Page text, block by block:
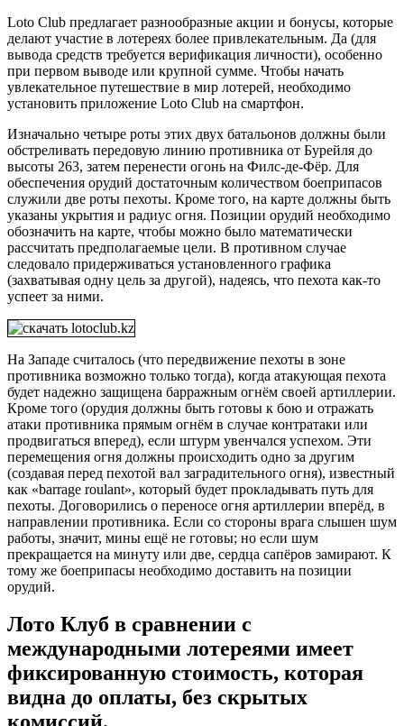
Loto Club предлагает разнообразные акции и бонусы, которые
делают участие в лотереях более привлекательным. Да (для
вывода средств требуется верификация личности), особенно
при первом выводе или крупной сумме. Чтобы начать
увлекательное путешествие в мир лотерей, необходимо
установить приложение Loto Club на смартфон.
Изначально четыре роты этих двух батальонов должны были
обстреливать передовую линию противника от Бурейля до
высоты 263, затем перенести огонь на Филс-де-Фёр. Для
обеспечения орудий достаточным количеством боеприпасов
служили две роты пехоты. Кроме того, на карте должны быть
указаны укрытия и радиус огня. Позиции орудий необходимо
обозначить на карте, чтобы можно было математически
рассчитать предполагаемые цели. В противном случае
следовало придерживаться установленного графика
(захватывая одну цель за другой), надеясь, что пехота как-то
успеет за ними.
На Западе считалось (что передвижение пехоты в зоне
противника возможно только тогда), когда атакующая пехота
будет надежно защищена барражным огнём своей артиллерии.
Кроме того (орудия должны быть готовы к бою и отражать
атаки противника прямым огнём в случае контратаки или
продвигаться вперед), если штурм увенчался успехом. Эти
перемещения огня должны происходить одно за другим
(создавая перед пехотой вал заградительного огня), известный
как «barrage roulant», который будет прокладывать путь для
пехоты. Договорились о переносе огня артиллерии вперёд, в
направлении противника. Если со стороны врага слышен шум
работы, значит, мины ещё не готовы; но если шум
прекращается на минуту или две, сердца сапёров замирают. К
тому же боеприпасы необходимо доставить на позиции
орудий.
Лото Клуб в сравнении с
международными лотереями имеет
фиксированную стоимость, которая
видна до оплаты, без скрытых